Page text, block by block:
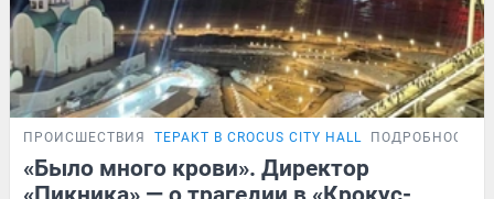
ПРОИСШЕСТВИЯ ТЕРАКТ В CROCUS CITY HALL ПОДРОБНОСТИ
«Было много крови». Директор